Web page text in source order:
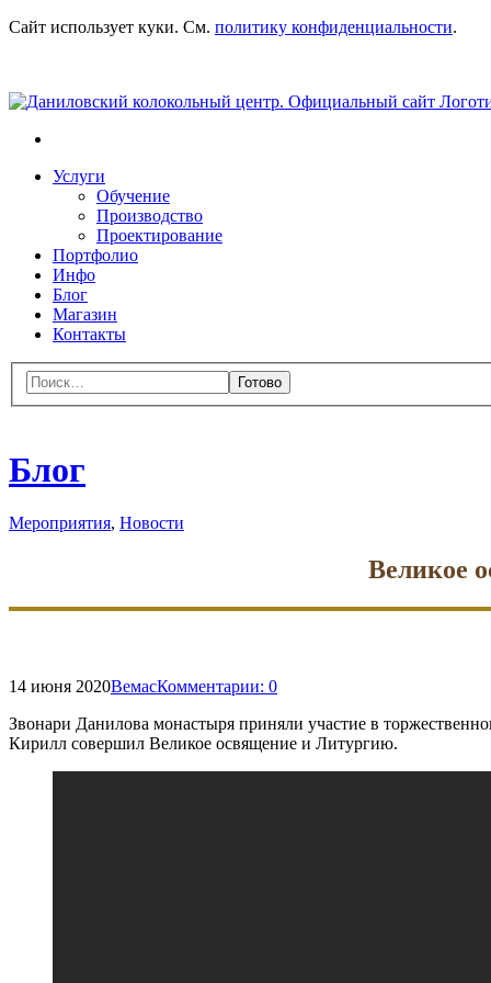
Перейти
Сайт использует куки. См. политику конфиденциальности.
Перейти
содержимому
Услуги
Обучение
Производство
Проектирование
Портфолио
Инфо
Блог
Магазин
Контакты
Меню
Поиск:
поиска
Блог
Мероприятия, Новости
Великое
14 июня 2020ВемасКомментарии: 0
Звонари Данилова монастыря приняли участие в
Кирилл совершил Великое освящение и Литургию.